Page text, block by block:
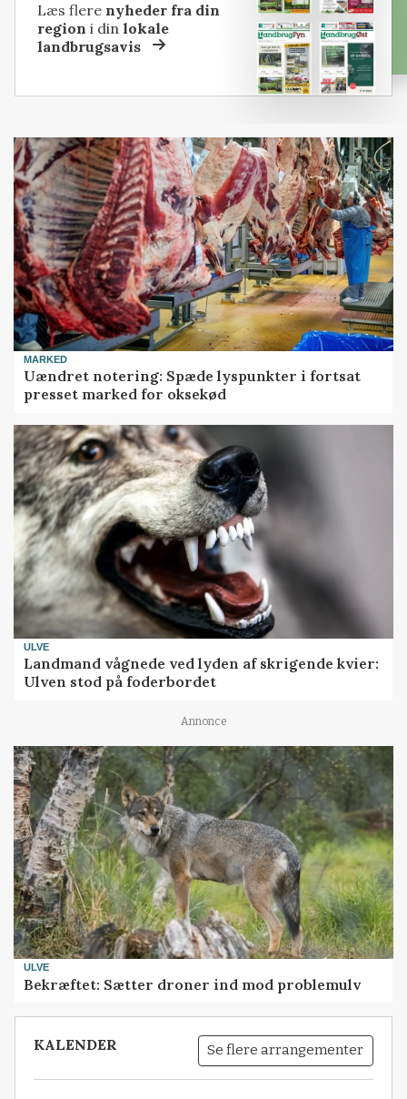
Læs flere nyheder fra din
region i dinlokale
landbrugsavis
MARKED
Uændret notering: Spæde lyspunkter i fortsat
presset marked for oksekød
ULVE
Landmand vågnede ved lyden af skrigende kvier:
Ulven stod på foderbordet
Annonce
ULVE
Bekræftet: Sætter droner ind mod problemulv
KALENDER Se flere arrangementer